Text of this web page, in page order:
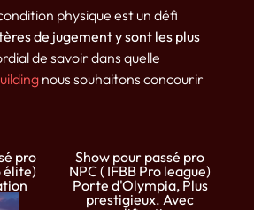
physique est un défi
de jugement y sont les plus
de savoir dans quelle
nous souhaitons concourir
pro
élite)
Show pour passé pro
NPC ( IFBB Pro league)
Porte d'Olympia, Plus
prestigieux. Avec